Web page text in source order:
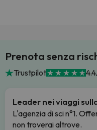
Prenota senza
Trustpilot
Leader nei viaggi
L'agenzia di sci n°1.
non troverai altrove.